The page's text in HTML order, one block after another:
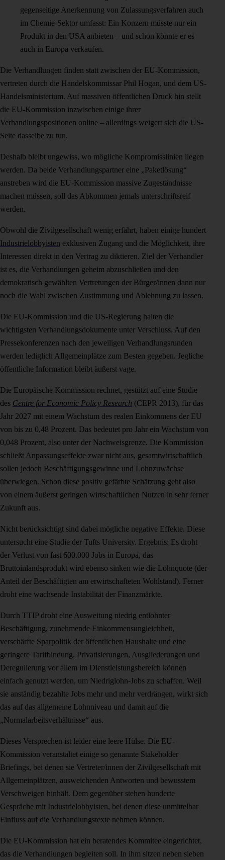
gegenseitige Anerkennung von Zulassungsverfahren auch
im Chemie-Sektor umfasst: Ein Konzern müsste nur ein
Produkt in den USA anbieten – und schon könnte er es
auch in Europa verkaufen.
Die Verhandlungen finden statt zwischen der EU-Kommission,
vertreten durch die Handelskommissar Phil Hogan, und dem US-
Handelsministerium. Auf massiven öffentlichen Druck hin stellt
die EU-Kommission inzwischen einige ihrer
Verhandlungspositionen online – allerdings weigert sich die US-
Seite dasselbe zu tun.
Deshalb bleibt ungewiss, wo mögliche Kompromisslinien liegen
werden. Da beide Verhandlungspartner eine „Paketlösung“
anstreben wird die EU-Kommission massive Zugeständnisse
machen müssen, soll das Abkommen jemals unterschriftsreif
werden.
Obwohl die Zivilgesellschaft wenig erfährt, haben einige hundert
Industrielobbyisten exklusiven Zugang und die Möglichkeit, ihre
Interessen direkt in den Vertrag zu diktieren. Ziel der Verhandler
ist es, die Verhandlungen geheim abzuschließen und den
demokratisch gewählten Vertretungen der Bürger/innen dann nur
noch die Wahl zwischen Zustimmung und Ablehnung zu lassen.
Die EU-Kommission und die US-Regierung halten die
wichtigsten Verhandlungsdokumente unter Verschluss. Auf den
Pressekonferenzen nach den jeweiligen Verhandlungsrunden
werden lediglich Allgemeinplätze zum Besten gegeben. Jegliche
öffentliche Information bleibt äußerst vage.
Die Europäische Kommission rechnet, gestützt auf eine Studie
des Centre for Economic Policy Research (CEPR 2013), für das
Jahr 2027 mit einem Wachstum des realen Einkommens der EU
von bis zu 0,48 Prozent. Das bedeutet pro Jahr ein Wachstum von
0,048 Prozent, also unter der Nachweisgrenze. Die Kommission
schließt Anpassungseffekte zwar nicht aus, gesamtwirtschaftlich
sollen jedoch Beschäftigungsgewinne und Lohnzuwächse
überwiegen. Schon diese positiv gefärbte Schätzung geht also
von einem äußerst geringen wirtschaftlichen Nutzen in sehr ferner
Zukunft aus.
Nicht berücksichtigt sind dabei mögliche negative Effekte. Diese
untersucht eine Studie der Tufts University. Ergebnis: Es droht
der Verlust von fast 600.000 Jobs in Europa, das
Bruttoinlandsprodukt wird ebenso sinken wie die Lohnquote (der
Anteil der Beschäftigten am erwirtschafteten Wohlstand). Ferner
droht eine wachsende Instabilität der Finanzmärkte.
Durch TTIP droht eine Ausweitung niedrig entlohnter
Beschäftigung, zunehmende Einkommensungleichheit,
verschärfte Sparpolitik der öffentlichen Haushalte und eine
geringere Tarifbindung. Privatisierungen, Ausgliederungen und
Deregulierung vor allem im Dienstleistungsbereich können
einfach genutzt werden, um Niedriglohn-Jobs zu schaffen. Weil
sie anständig bezahlte Jobs mehr und mehr verdrängen, wirkt sich
das auf das allgemeine Lohnniveau und damit auf die
„Normalarbeitsverhältnisse“ aus.
Dieses Versprechen ist leider eine leere Hülse. Die EU-
Kommission veranstaltet einige so genannte Stakeholder
Briefings, bei denen sie Vertreter/innen der Zivilgesellschaft mit
Allgemeinplätzen, ausweichenden Antworten und bewusstem
Verschweigen hinhält. Dem gegenüber stehen hunderte
Gespräche mit Industrielobbyisten, bei denen diese unmittelbar
Einfluss auf die Verhandlungstexte nehmen können.
Die EU-Kommission hat ein beratendes Kommitee eingerichtet,
das die Verhandlungen begleiten soll. In ihm sitzen neben sieben